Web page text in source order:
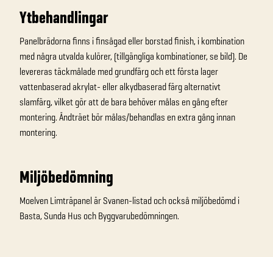
Ytbehandlingar
Panelbrädorna finns i finsågad eller borstad finish, i kombination
med några utvalda kulörer, (tillgängliga kombinationer, se bild). De
levereras täckmålade med grundfärg och ett första lager
vattenbaserad akrylat- eller alkydbaserad färg alternativt
slamfärg, vilket gör att de bara behöver målas en gång efter
montering. Ändträet bör målas/behandlas en extra gång innan
montering.
Miljöbedömning
Moelven Limträpanel är Svanen-listad och också miljöbedömd i
Basta, Sunda Hus och Byggvarubedömningen.